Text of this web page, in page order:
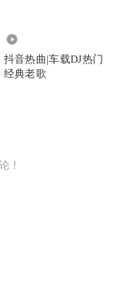
抖音热曲|车载DJ热门
经典老歌
！